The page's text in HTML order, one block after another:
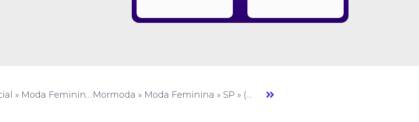
Bela ragazza oficial » Moda Feminina » SP » (#AM771) Mormoda » Moda Feminina » SP » (#AM773)